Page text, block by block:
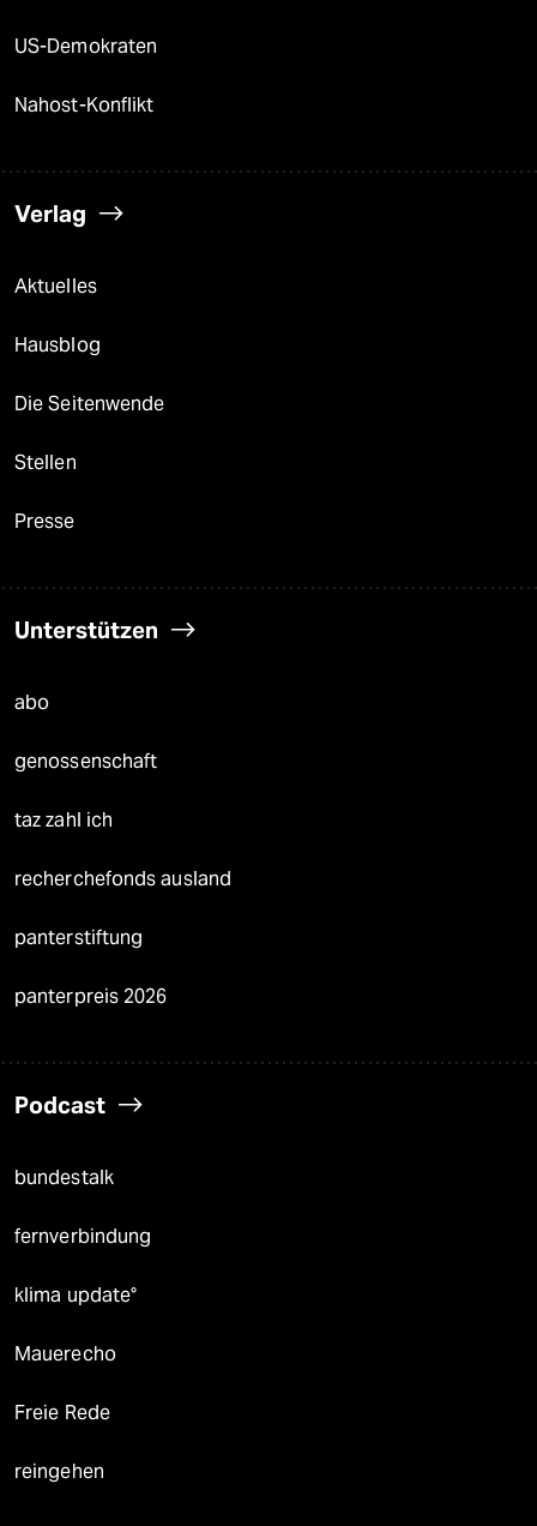
US-Demokraten
Nahost-Konflikt
Verlag
Aktuelles
Hausblog
Die Seitenwende
Stellen
Presse
Unterstützen
abo
genossenschaft
taz zahl ich
recherchefonds ausland
panterstiftung
panterpreis 2026
Podcast
bundestalk
fernverbindung
klima update°
Mauerecho
Freie Rede
reingehen